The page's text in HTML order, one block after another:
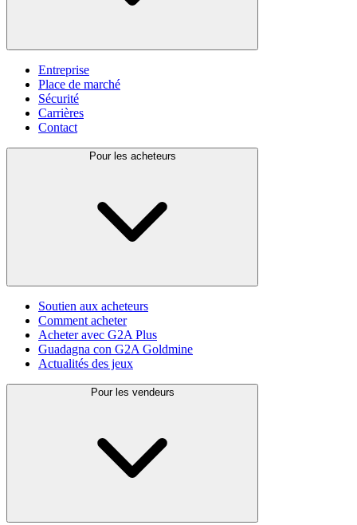
Entreprise
Place de marché
Sécurité
Carrières
Contact
Pour les acheteurs
Soutien aux acheteurs
Comment acheter
Acheter avec G2A Plus
Guadagna con G2A Goldmine
Actualités des jeux
Pour les vendeurs